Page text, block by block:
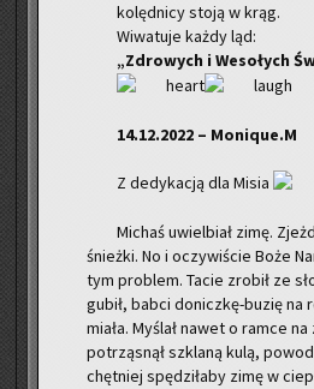
ko­lęd­ni­cy stoją w krąg.
Wi­wa­tu­je każdy ląd:
„Zdro­wych i We­so­łych
14.12.2022 – Mo­ni­que.M
Z de­dy­ka­cją dla Misia
Mi­chaś uwiel­biał zimę.
śnież­ki. No i oczy­wi­ście Boże
tym pro­blem. Tacie zro­bił ze
gubił, babci do­nicz­kę-bu­zię na
miała. My­ślał nawet o ramce
po­trzą­snął szkla­ną kulą,
chęt­niej spę­dzi­ła­by zimę w